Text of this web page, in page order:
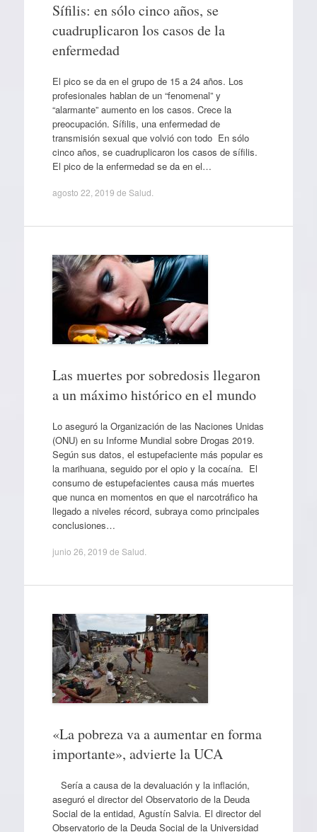
Sífilis: en sólo cinco años, se
cuadruplicaron los casos de la
enfermedad
El pico se da en el grupo de 15 a 24 años. Los
profesionales hablan de un “fenomenal” y
“alarmante” aumento en los casos. Crece la
preocupación. Sífilis, una enfermedad de
transmisión sexual que volvió con todo En sólo
cinco años, se cuadruplicaron los casos de sífilis.
El pico de la enfermedad se da en el…
agosto 22, 2019 de Salud
Las muertes por sobredosis llegaron
a un máximo histórico en el mundo
Lo aseguró la Organización de las Naciones Unidas
(ONU) en su Informe Mundial sobre Drogas 2019.
Según sus datos, el estupefaciente más popular es
la marihuana, seguido por el opio y la cocaína. El
consumo de estupefacientes causa más muertes
que nunca en momentos en que el narcotráfico ha
llegado a niveles récord, subraya como principales
conclusiones…
junio 26, 2019 de Salud
«La pobreza va a aumentar en forma
importante», advierte la UCA
Sería a causa de la devaluación y la inflación,
aseguró el director del Observatorio de la Deuda
Social de la entidad, Agustín Salvia. El director del
Observatorio de la Deuda Social de la Universidad